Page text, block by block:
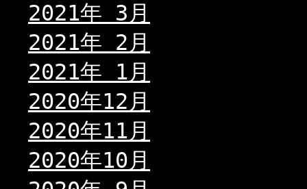
2021年 3月
2021年 2月
2021年 1月
2020年12月
2020年11月
2020年10月